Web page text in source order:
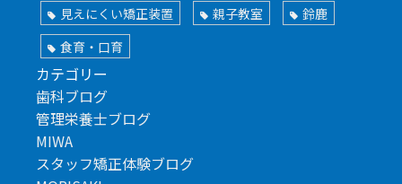
見えにくい矯正装置
親子教室
鈴鹿
食育・口育
カテゴリー
歯科ブログ
管理栄養士ブログ
MIWA
スタッフ矯正体験ブログ